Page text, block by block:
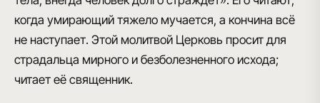
когда умирающий тяжело мучается, а кончина всё
не наступает. Этой молитвой Церковь просит для
страдальца мирного и безболезненного исхода;
читает её священник.